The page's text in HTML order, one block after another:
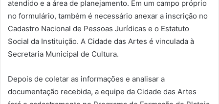
atendido e a área de planejamento. Em um campo próprio
no formulário, também é necessário anexar a inscrição no
Cadastro Nacional de Pessoas Jurídicas e o Estatuto
Social da Instituição. A Cidade das Artes é vinculada à
Secretaria Municipal de Cultura.
Depois de coletar as informações e analisar a
documentação recebida, a equipe da Cidade das Artes